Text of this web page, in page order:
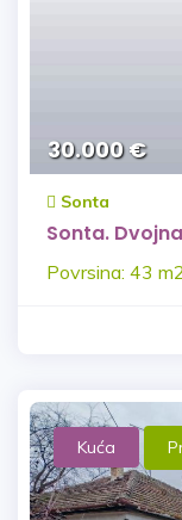
30.000 €
Sonta
Sonta.
Povrsina: 43 m2
Kuća